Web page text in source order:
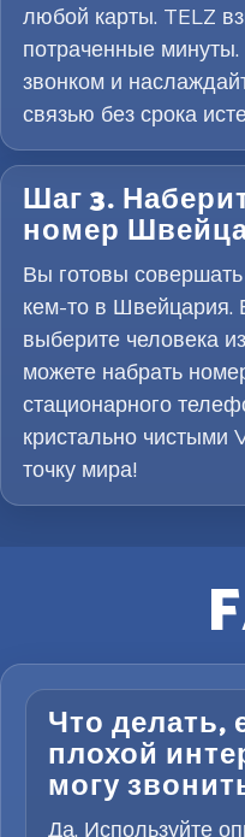
любой карты. TELZ
потраченные
звонком и
связью без срока
Шаг 3.
номер
Вы готовы
кем-то в Швейцария.
выберите человека
можете набрать
стационарного
кристально чистыми
точку мира!
Что делать,
плохой
могу
Да. Используйте